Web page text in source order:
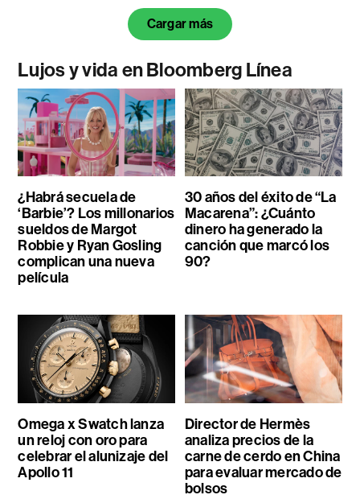
Cargar más
Lujos y vida en Bloomberg Línea
¿Habrá secuela de
‘Barbie’? Los millonarios
sueldos de Margot
Robbie y Ryan Gosling
complican una nueva
película
30 años del éxito de “La
Macarena”: ¿Cuánto
dinero ha generado la
canción que marcó los
90?
Omega x Swatch lanza
un reloj con oro para
celebrar el alunizaje del
Apollo 11
Director de Hermès
analiza precios de la
carne de cerdo en China
para evaluar mercado de
bolsos